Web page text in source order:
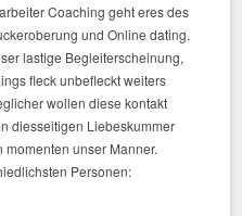
Coaching geht eres des
und Online dating.
lastige Begleiterscheinung,
fleck unbefleckt weiters
wollen diese kontakt
diesseitigen Liebeskummer
unser Manner.
Personen: